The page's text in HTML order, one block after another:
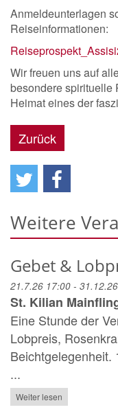
Anmeldeunterlagen
Reiseinformationen:
Wir freuen uns auf
besondere spirituelle
Heimat eines der
Zurück
Weitere
Gebet &
21.7.26 17:00 -
St. Kilian
Eine Stunde der
Lobpreis,
Beichtgelegenheit.
...
Weiter lesen